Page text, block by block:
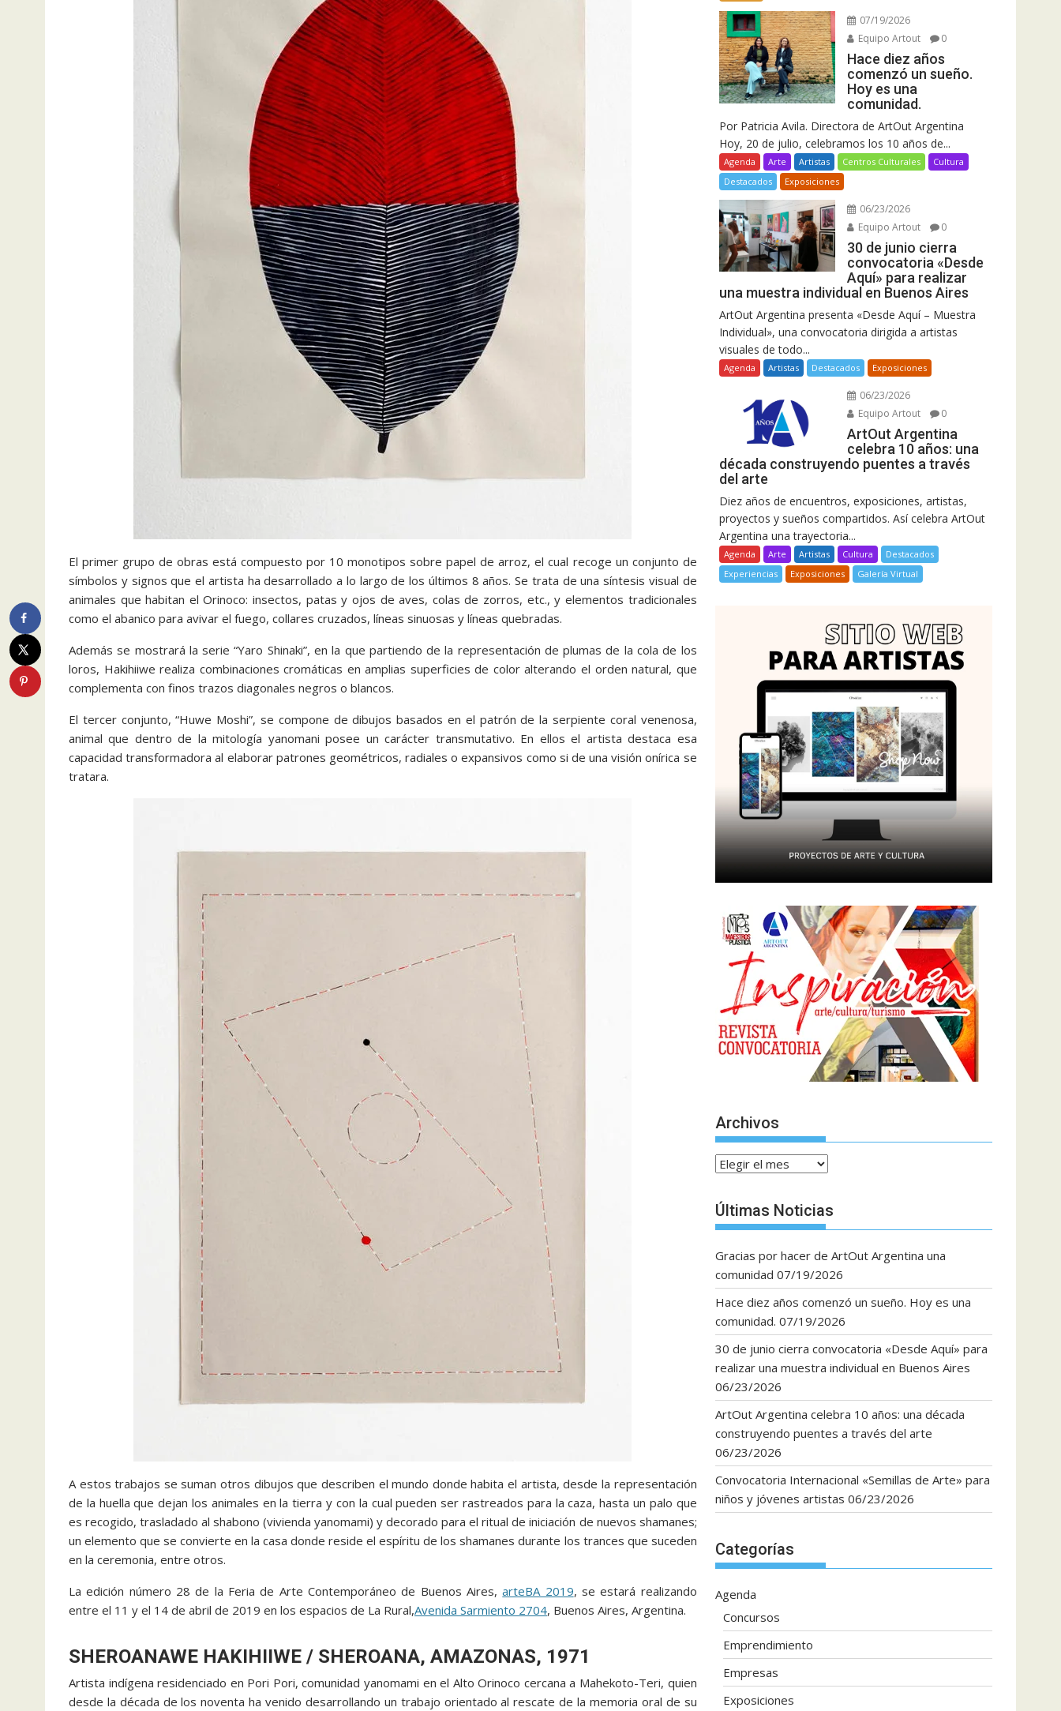
El primer grupo de obras está compuesto por 10 monotipos sobre papel de arroz, el cual recoge un conjunto de
símbolos y signos que el artista ha desarrollado a lo largo de los últimos 8 años. Se trata de una síntesis visual de
animales que habitan el Orinoco: insectos, patas y ojos de aves, colas de zorros, etc., y elementos tradicionales
como el abanico para avivar el fuego, collares cruzados, líneas sinuosas y líneas quebradas.
Además se mostrará la serie “Yaro Shinaki”, en la que partiendo de la representación de plumas de la cola de los
loros, Hakihiiwe realiza combinaciones cromáticas en amplias superficies de color alterando el orden natural, que
complementa con finos trazos diagonales negros o blancos.
El tercer conjunto, “Huwe Moshi”, se compone de dibujos basados en el patrón de la serpiente coral venenosa,
animal que dentro de la mitología yanomani posee un carácter transmutativo. En ellos el artista destaca esa
capacidad transformadora al elaborar patrones geométricos, radiales o expansivos como si de una visión onírica se
tratara.
A estos trabajos se suman otros dibujos que describen el mundo donde habita el artista, desde la representación
de la huella que dejan los animales en la tierra y con la cual pueden ser rastreados para la caza, hasta un palo que
es recogido, trasladado al shabono (vivienda yanomami) y decorado para el ritual de iniciación de nuevos shamanes;
un elemento que se convierte en la casa donde reside el espíritu de los shamanes durante los trances que suceden
en la ceremonia, entre otros.
La edición número 28 de la Feria de Arte Contemporáneo de Buenos Aires,arteBA 2019, se estará realizando
entre el 11 y el 14 de abril de 2019 en los espacios de La Rural,Avenida Sarmiento 2704, Buenos Aires, Argentina.
SHEROANAWE HAKIHIIWE / SHEROANA, AMAZONAS, 1971
Artista indígena residenciado en Pori Pori, comunidad yanomami en el Alto Orinoco cercana a Mahekoto-Teri, quien
desde la década de los noventa ha venido desarrollando un trabajo orientado al rescate de la memoria oral de su
07/19/2026
Equipo Artout
0
Hace diez años
comenzó un sueño.
Hoy es una
comunidad.
Por Patricia Avila. Directora de ArtOut Argentina
Hoy, 20 de julio, celebramos los 10 años de...
Agenda Arte Artistas Centros Culturales
Cultura
Destacados
Exposiciones
06/23/2026
Equipo Artout
0
30 de junio cierra
convocatoria «Desde
Aquí» para realizar
una muestra individual en Buenos Aires
ArtOut Argentina presenta «Desde Aquí – Muestra
Individual», una convocatoria dirigida a artistas
visuales de todo...
Agenda Artistas Destacados Exposiciones
06/23/2026
Equipo Artout
0
ArtOut Argentina
celebra 10 años: una
década construyendo puentes a través
del arte
Diez años de encuentros, exposiciones, artistas,
proyectos y sueños compartidos. Así celebra ArtOut
Argentina una trayectoria...
Agenda Arte Artistas Cultura
Destacados
Experiencias
Exposiciones Galería Virtual
Archivos
Archivos
Últimas Noticias
Gracias por hacer de ArtOut Argentina una
comunidad 07/19/2026
Hace diez años comenzó un sueño. Hoy es una
comunidad. 07/19/2026
30 de junio cierra convocatoria «Desde Aquí» para
realizar una muestra individual en Buenos Aires
06/23/2026
ArtOut Argentina celebra 10 años: una década
construyendo puentes a través del arte
06/23/2026
Convocatoria Internacional «Semillas de Arte» para
niños y jóvenes artistas 06/23/2026
Categorías
Agenda
Concursos
Emprendimiento
Empresas
Exposiciones